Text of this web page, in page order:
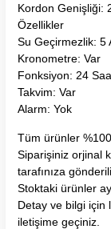
Kordon Genişliği:
Özellikler
Su Geçirmezlik: 5
Kronometre: Var
Fonksiyon: 24
Takvim: Var
Alarm: Yok
Tüm ürünler
Siparişiniz orjinal
tarafınıza
Stoktaki ürünler
Detay ve bilgi için
iletişime geçiniz.